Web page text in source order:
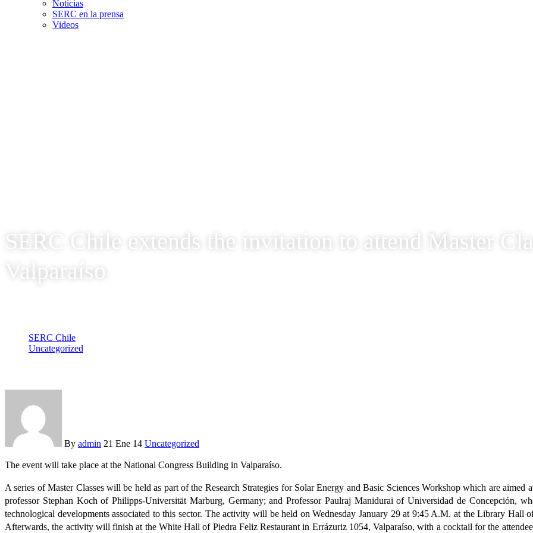
Noticias
SERC en la prensa
Videos
SERC Chile extends the invitation to attend Master
Valparaíso
SERC Chile
Uncategorized
By admin 21 Ene 14 Uncategorized
The event will take place at the National Congress Building in Valparaíso.
A series of Master Classes will be held as part of the Research Strategies for Solar Energy and Basic Sciences Workshop which are
professor Stephan Koch of Philipps-Universität Marburg, Germany; and Professor Paulraj Manidurai of Universidad de Concepción,
technological developments associated to this sector. The activity will be held on Wednesday January 29 at 9:45 A.M. at the Library
Afterwards, the activity will finish at the White Hall of Piedra Feliz Restaurant in Errázuriz 1054, Valparaíso, with a cocktail for the